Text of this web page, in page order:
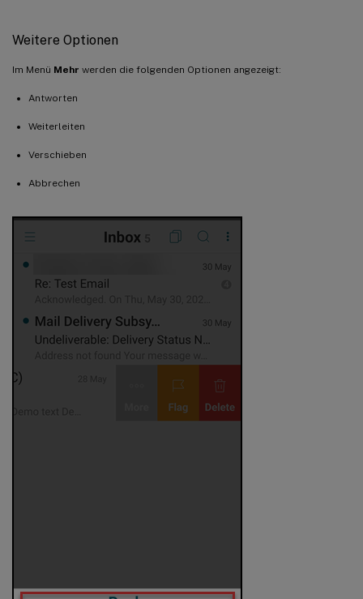
Weitere Optionen
Im Menü Mehr werden die folgenden Optionen angezeigt:
Antworten
Weiterleiten
Verschieben
Abbrechen